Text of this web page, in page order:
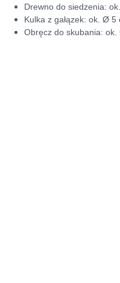
Drewno do siedzenia:
Kulka z gałązek: ok. Ø 5
Obręcz do skubania: